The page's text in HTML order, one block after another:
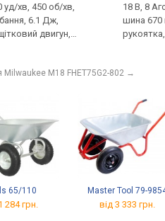
уд/хв, 450 об/хв,
6.1 Дж,
двигун,
18 В, 8
шина 670
Milwaukee M18 FHET75G2-802 →
65/110
284 грн.
Master Tool 79-
від 3 333 грн.